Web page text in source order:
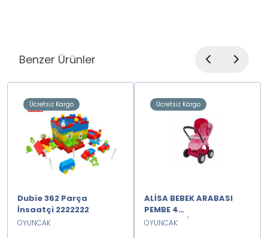
Benzer Ürünler
Ücretsiz Kargo
Dubie 362 Parça
İnsaatçi 2222222
OYUNCAK
Ücretsiz Kargo
ALİSA BEBEK ARABASI
PEMBE 4
TEKERLEKLİ2222222
OYUNCAK